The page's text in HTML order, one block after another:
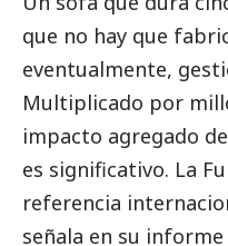
que no hay que
eventualmente,
Multiplicado por
impacto agregado
es significativo. La
referencia
señala en su informe